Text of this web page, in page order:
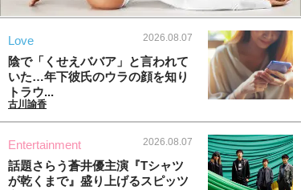
Love 2026.08.07
陰で「くせえババア」と言われて
いた…年下彼氏のウラの顔を知り
トラウ...
古川諭香
Entertainment 2026.08.07
話題さらう蒼井優主演『Tシャツ
が乾くまで』盛り上げるスピッツ